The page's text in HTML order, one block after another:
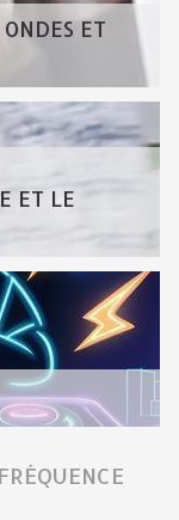
ET
ET LE